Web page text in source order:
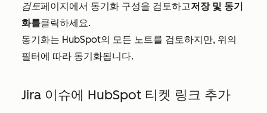
검토페이지에서 동기화 구성을 검토하고저장 및 동기
화를클릭하세요.
동기화는 HubSpot의 모든 노트를 검토하지만, 위의
필터에 따라 동기화됩니다.
Jira 이슈에 HubSpot 티켓 링크 추가